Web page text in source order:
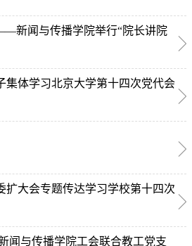
新闻与传播学院举行“院长讲院
教育活动
集体学习北京大学第十四次党代会
扩大会专题传达学习学校第十四次
与传播学院工会联合教工党支